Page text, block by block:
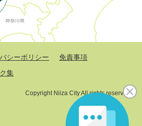
シーポリシー
免責事項
集
Copyright Niiza City All rights reserved.